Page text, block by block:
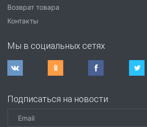
Возврат товара
Контакты
Мы в социальных сетях
Подписаться на новости